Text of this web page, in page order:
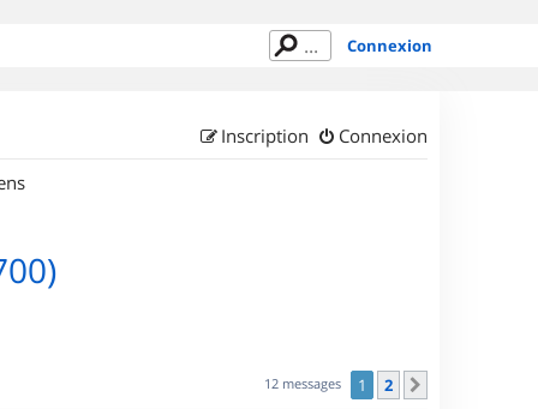
Connexion
Connexion
Inscription
12 messages 1 2